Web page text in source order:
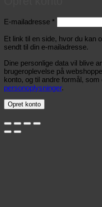
E-mailadresse *
Et link til en side, hvor du kan
sendt til din e-mailadresse.
Dine personlige data vil blive
brugeroplevelse på
konto, og til andre formål,
personoplysninger.
Opret konto